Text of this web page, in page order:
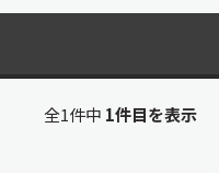
全1件中 1件目を表示